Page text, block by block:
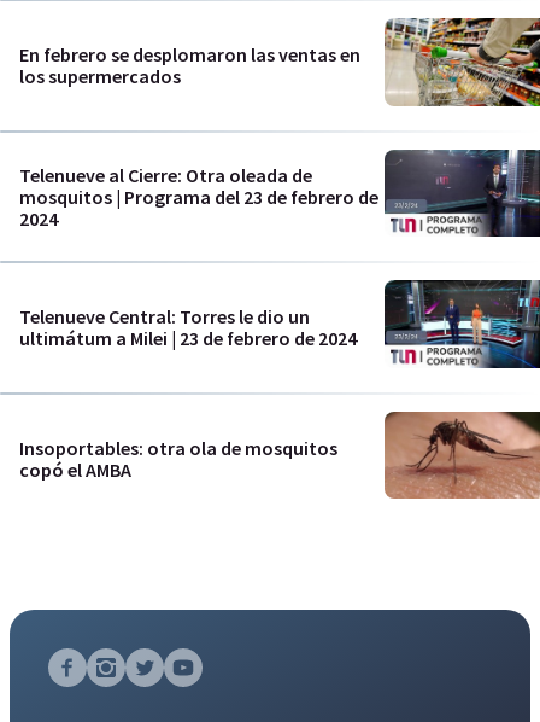
En febrero se desplomaron las ventas en
los supermercados
Telenueve al Cierre: Otra oleada de
mosquitos | Programa del 23 de febrero de
2024
Telenueve Central: Torres le dio un
ultimátum a Milei | 23 de febrero de 2024
Insoportables: otra ola de mosquitos
copó el AMBA